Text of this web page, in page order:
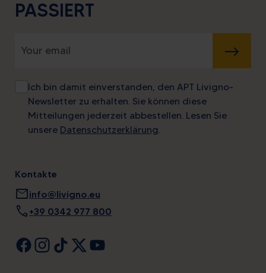
PASSIERT
SENDEN
Ich bin damit einverstanden, den APT Livigno-
Newsletter zu erhalten. Sie können diese
Mitteilungen jederzeit abbestellen. Lesen Sie
unsere Datenschutzerklärung
Kontakte
mailinfo@livigno.eu
call +39 0342 977 800